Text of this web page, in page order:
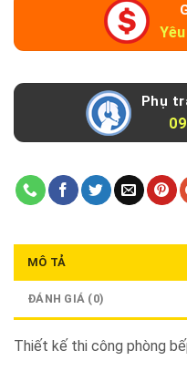
Phụ
MÔ TẢ
ĐÁNH GIÁ (0)
Thiết kế thi công phòng